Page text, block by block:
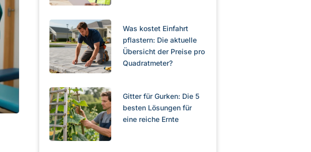
Was kostet Einfahrt
pflastern: Die aktuelle
Übersicht der Preise pro
Quadratmeter?
Gitter für Gurken: Die 5
besten Lösungen für
eine reiche Ernte